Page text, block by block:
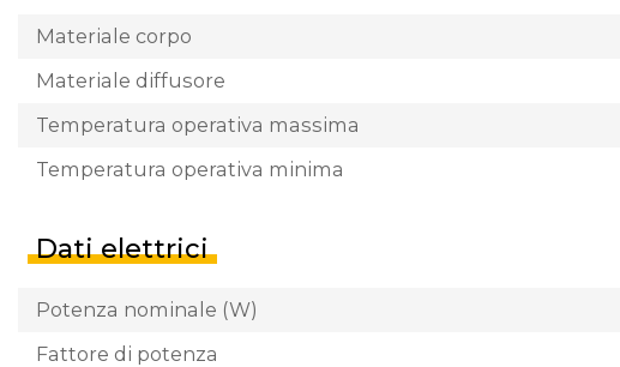
Materiale corpo
Materiale diffusore
Temperatura operativa massima
Temperatura operativa minima
Dati elettrici
Potenza nominale (W)
Fattore di potenza